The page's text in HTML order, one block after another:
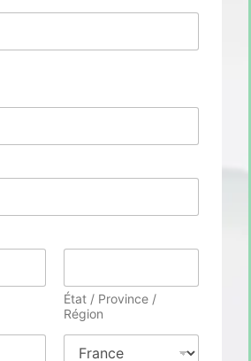
État / Province /
Région